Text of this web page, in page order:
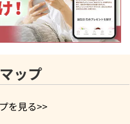
ップ
を見る>>